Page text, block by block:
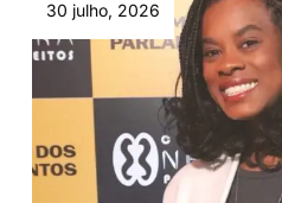
30 julho, 2026